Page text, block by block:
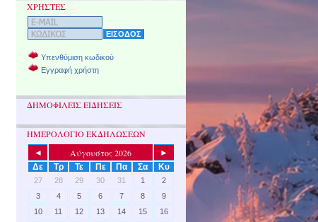
ΧΡΗΣΤΕΣ
Υπενθύμιση κωδικού
Εγγραφή χρήστη
ΔΗΜΟΦΙΛΕΙΣ ΕΙΔΗΣΕΙΣ
ΗΜΕΡΟΛΟΓΙΟ ΕΚΔΗΛΩΣΕΩΝ
◄ Αύγουστος 2026
►
Δε
Τρ Τε Πε Πα Σα Κυ
27 28 29 30 31 1
2
3
4 5 6 7 8
9
10
11 12 13 14 15
16